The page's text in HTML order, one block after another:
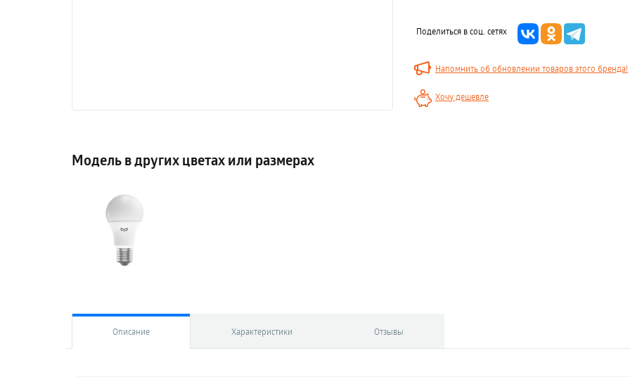
Поделиться в соц. сетях
Напомнить об обновлении товаров этого бренда!
Хочу дешевле
Модель в других цветах или размерах
Описание Характеристики Отзывы